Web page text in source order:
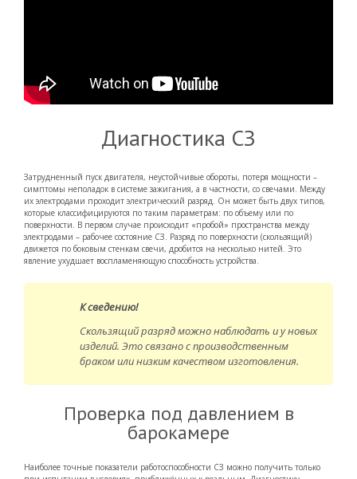
Диагностика СЗ
Затрудненный пуск двигателя, неустойчивые обороты, потеря мощности –
симптомы неполадок в системе зажигания, а в частности, со свечами. Между
их электродами проходит электрический разряд. Он может быть двух типов,
которые классифицируются по таким параметрам: по объему или по
поверхности. В первом случае происходит «пробой» пространства между
электродами – рабочее состояние СЗ. Разряд по поверхности (скользящий)
движется по боковым стенкам свечи, дробится на несколько нитей. Это
явление ухудшает воспламеняющую способность устройства.
К сведению!
Скользящий разряд можно наблюдать и у новых
изделий. Это связано с производственным
браком или низким качеством изготовления.
Проверка под давлением в
барокамере
Наиболее точные показатели работоспособности СЗ можно получить только